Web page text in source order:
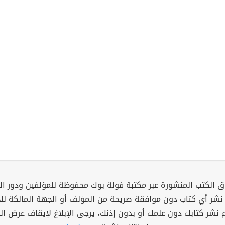
الكتب المنشورة عبر مكتبة فولة بوك محفوظة للمؤلفين ودور
نشر أي كتاب دون موافقة صريحة من المؤلف أو الجهة المالكة
نشر كتابك دون علمك أو بدون إذنك، يرجى الإبلاغ لإيقاف عرض